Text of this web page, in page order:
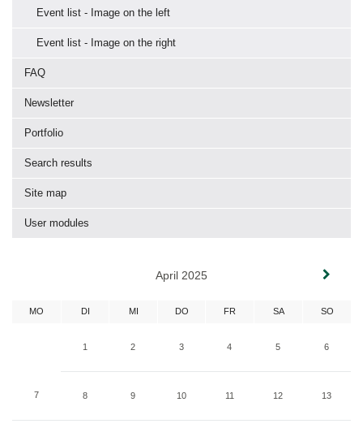
Event list - Image on the left
Event list - Image on the right
FAQ
Newsletter
Portfolio
Search results
Site map
User modules
April 2025
MO DI MI DO FR SA SO
1 2 3 4 5 6
7 8 9 10 11 12 13